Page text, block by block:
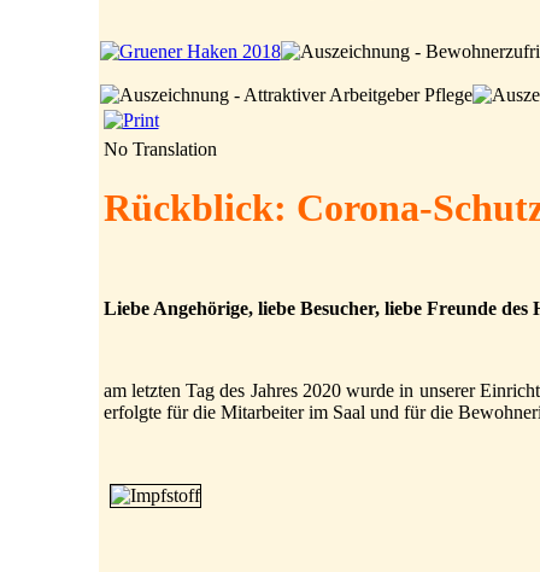
No Translation
Rückblick: Corona-
Liebe Angehörige, liebe Besucher, liebe Freunde des
am letzten Tag des Jahres 2020 wurde in unserer
erfolgte für die Mitarbeiter im Saal und für die